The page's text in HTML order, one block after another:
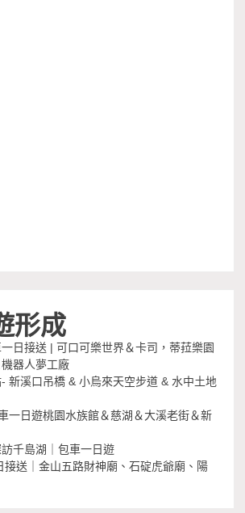
形成
日接送 | 可口可樂世界＆卡司，蒂菈樂園
器人夢工廠
新溪口吊橋 & 小烏來天空步道 & 水中土地
一日遊桃園水族館＆慈湖＆大溪老街＆新
千島湖｜包車一日遊
接送｜金山五路財神廟、石碇虎爺廟、陽